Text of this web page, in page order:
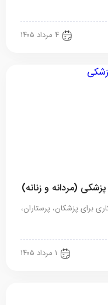
۴ مرداد ۱۴۰۵
(مردانه و زنانه)
برای پزشکان، پرستاران،
۱ مرداد ۱۴۰۵